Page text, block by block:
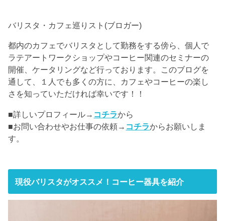
バリスタ・カフェ巡りスト(ブロガー)
都内のカフェでバリスタとして勤務をする傍ら、個人で
ラテアートワークショップやコーヒー関連のセミナーの
開催、ケータリングなど行っております。このブログを
通して、１人でも多くの方に、カフェやコーヒーの楽し
さを知っていただければ幸いです！！
■詳しいプロフィール→ コチラから
■お問い合わせやお仕事の依頼→ コチラからお願いしま
す。
現役バリスタがオススメ！コーヒー器具を紹介